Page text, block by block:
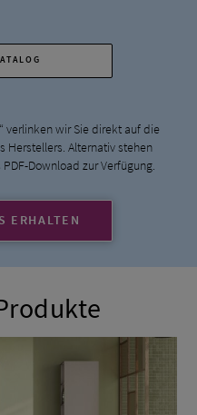
verlinken wir Sie direkt auf die
Alternativ stehen
Download zur Verfügung.
ERHALTEN